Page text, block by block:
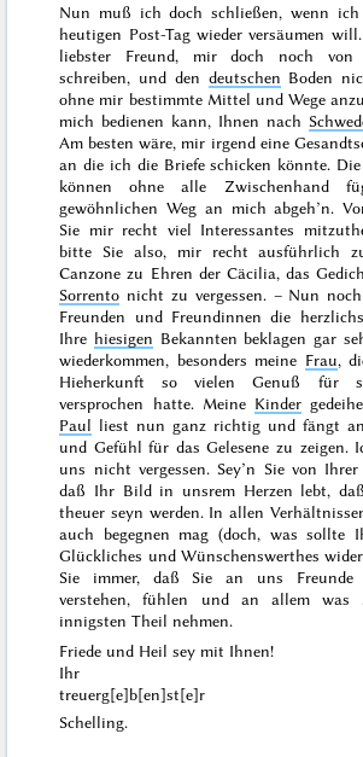
Nun muß ich doch schließen, wenn
heutigen Post-Tag wieder versäumen
liebster Freund, mir doch noch von
schreiben, und den deutschen Boden
ohne mir bestimmte Mittel und Wege
mich bedienen kann, Ihnen nach
Am besten wäre, mir irgend eine
an die ich die Briefe schicken könnte.
können ohne alle Zwischenhand
gewöhnlichen Weg an mich abgeh’n.
Sie mir recht viel Interessantes
bitte Sie also, mir recht ausführlich
Canzone zu Ehren der Cäcilia, das
Sorrento nicht zu vergessen. – Nun
Freunden und Freundinnen die
Ihre hiesigen Bekannten beklagen gar
wiederkommen, besonders meine Frau,
Hieherkunft so vielen Genuß für
versprochen hatte. Meine Kinder
Paul liest nun ganz richtig und fängt
und Gefühl für das Gelesene zu zeigen.
uns nicht vergessen. Sey’n Sie von Ihrer
daß Ihr Bild in unsrem Herzen lebt,
theuer seyn werden. In allen
auch begegnen mag (doch, was sollte
Glückliches und Wünschenswerthes
Sie immer, daß Sie an uns Freunde
verstehen, fühlen und an allem was
innigsten Theil nehmen.
Friede und Heil sey mit Ihnen!
Ihr
treuerg[e]b[en]st[e]r
Schelling.